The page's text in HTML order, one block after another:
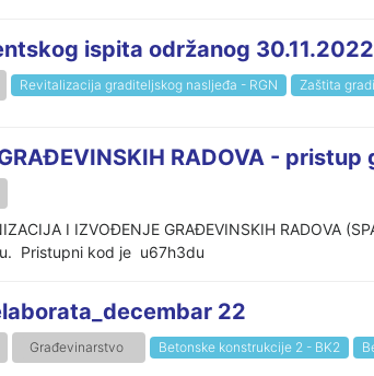
ispita održanog
Revitalizacija graditeljskog nasljeđa - RGN Zaštita
RADOVA -
I IZVOĐENJE GRAĐEVINSKIH RADOVA
Pristupni kod je u67h3du
22
Građevinarstvo Betonske konstrukcije 2 - BK2